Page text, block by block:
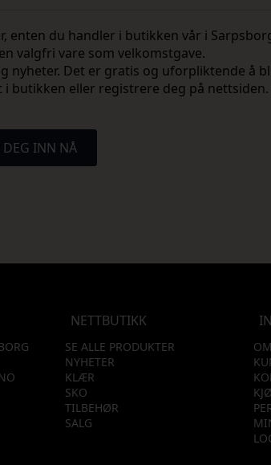
enten du handler i butikken vår i
valgfri vare som velkomstgave.
nyheter. Det er gratis og uforpliktende å
butikken eller registrere deg på nettsiden.
DEG INN NÅ
NETTBUTIKK
SE ALLE PRODUKTER
NYHETER
KLÆR
SKO
TILBEHØR
SALG